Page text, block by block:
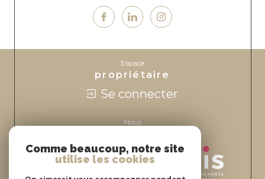
Espace
propriétaire
Se connecter
Nous
Comme beaucoup, notre site
utilise les cookies